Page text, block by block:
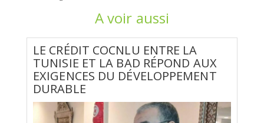
A voir aussi
LE CRÉDIT COCNLU ENTRE LA
TUNISIE ET LA BAD RÉPOND AUX
EXIGENCES DU DÉVELOPPEMENT
DURABLE